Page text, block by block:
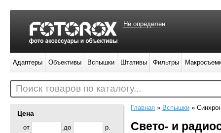
Цена
от до р.
Главная » Вспышки »
Свето- и
Не определен
Адаптеры Объективы Вспышки Штативы Фильтры
Поиск товаров по каталогу...